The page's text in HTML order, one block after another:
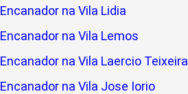
Encanador na Vila Lidia
Encanador na Vila Lemos
Encanador na Vila Laercio Teixeira
Encanador na Vila Jose Iorio